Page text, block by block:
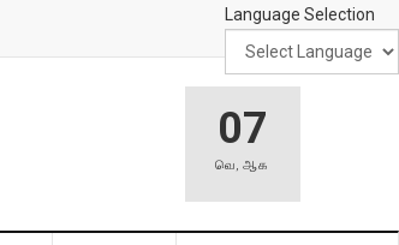
Language Selection
07
வெ,ஆக